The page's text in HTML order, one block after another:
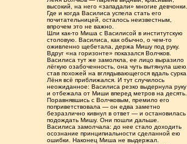
высокий, на него «западали» многие девчонки.
Где и когда Василиса успела стать его
почитательницей, осталось неизвестным,
впрочем это не важно.
Шли как-то Миша с Василисой в институтскую
столовую. Василиса, как обычно, о чем-то
оживленно щебетала, держа Мишу под руку.
Вдруг «на горизонте» показался Волчков.
Василиса тут же замолкла, ее лицо выразило
лёгкую озабоченность, она чуть вытянула шею,
став похожей на вглядывающегося вдаль сурка.
Лёня всё приближался. И тут случилось
неожиданное: Василиса резко выдернула руку
и отбежала от Миши вперед метров на десять.
Поравнявшись с Волчковым, премило его
поприветствовала — он едва заметно
безразлично кивнул в ответ — и остановилась
подождать Мишу. Они пошли дальше.
Василиса замолчала: до нее стало доходить
осознание принципиальности сделанной ею
ошибки. Наконец Миша не выдержал.